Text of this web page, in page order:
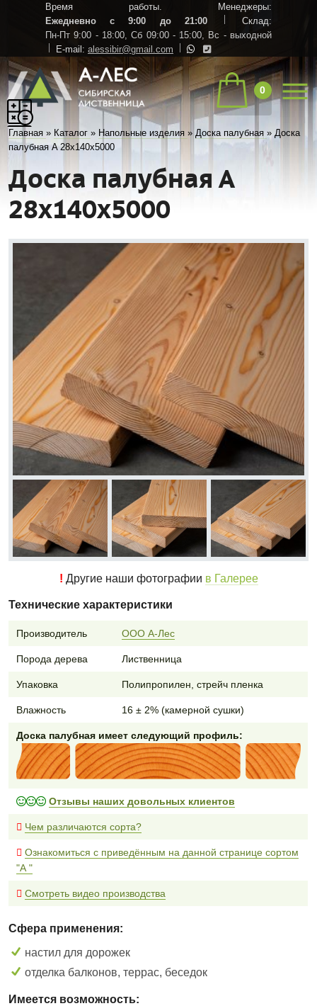
Время работы. Менеджеры:
Ежедневно с 9:00 до 21:00
Склад:
Пн-Пт 9:00 - 18:00, Сб 09:00 - 15:00, Вс - выходной
E-mail: alessibir@gmail.com
0
Главная » Каталог » Напольные изделия »Доска палубная »Доска
палубная A 28х140х5000
Доска палубная A
28х140х5000
! Другие наши фотографии в Галерее
Технические характеристики
Производитель ООО А-Лес
Порода дерева Лиственница
Упаковка Полипропилен, стрейч пленка
Влажность 16 ± 2% (камерной сушки)
Доска палубная имеет следующий профиль:
Отзывы наших довольных клиентов
Чем различаются сорта?
Ознакомиться с приведённым на данной странице сортом
"А "
Смотреть видео производства
Сфера применения:
настил для дорожек
отделка балконов, террас, беседок
Имеется возможность: